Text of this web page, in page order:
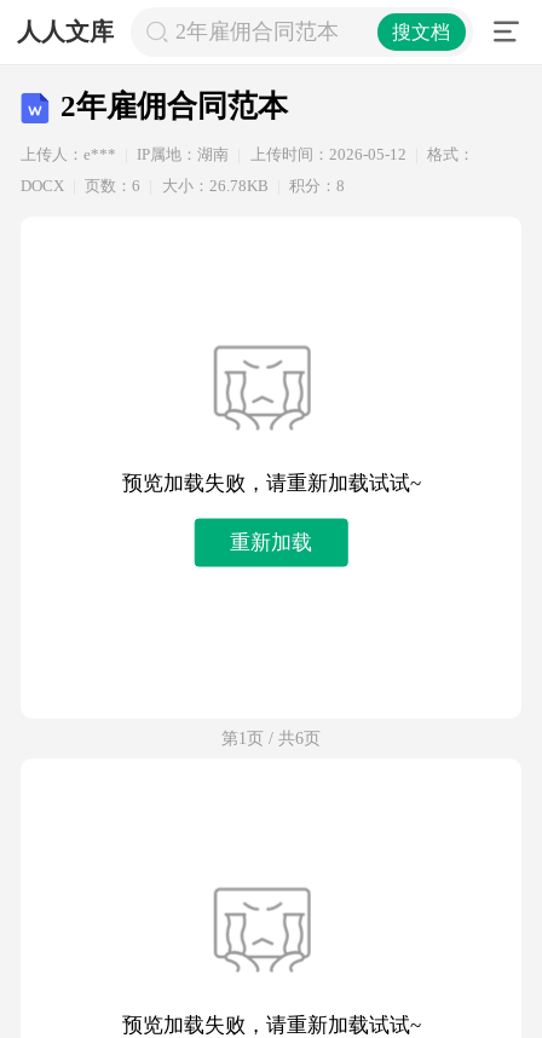
人人文库 2年雇佣合同范本 搜文档
2年雇佣合同范本
上传人：e*** IP属地：湖南 上传时间：2026-05-12
格式：
DOCX
页数：6 大小：26.78KB 积分：8
预览加载失败，请重新加载试试~
重新加载
第1页 / 共6页
预览加载失败，请重新加载试试~